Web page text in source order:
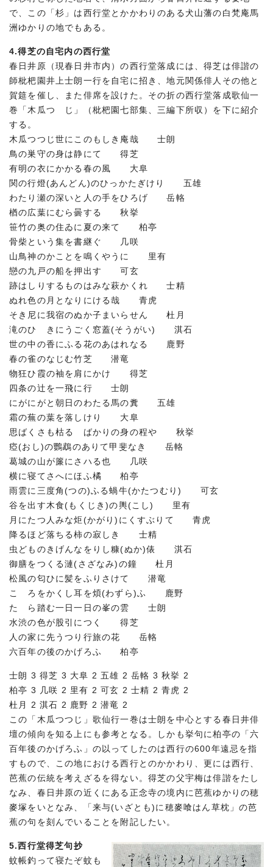
で、この「杉」は西行堂とかかわりのある犬山藩の白梵庵馬
洲ゆかりの地でもある。
4.得芝の自宅内の西行堂
春日井原（現春日井市内）の西行堂落成には、得芝は俳諧の
師枇杷園井上士朗一行を自宅に招き、地元関係俳人その他と
賀筵を催し、また俳席を設けた。その折の西行堂落成歌仙一
巻「木瓜つゝじ」（枇杷園七部集、三編下所収）を下に紹介
する。
木瓜つつじ世にこのもしき庵哉 士朗
鳥の巣守の身は静にて 得芝
有明の衣にかかる春の風 大阜
関の行燈(あんどん)のひっかたぎけり 五雄
わたり瀬の深いと人の手をひろげ 岳輅
楢の広葉にむら曇する 秋挙
笹竹の奥の住ゐに夏の来て 柏亭
骨柴という集を書継ぐ 几咲
山鳥神のかことを鳴くやうに 里有
戀の九戸の船を押出す 可玄
跡はしりするものはみな萩かくれ 士精
ぬれ色の月となりにける哉 青虎
そき尼に我宿のぬか子まいらせん 杜月
滝のひゞきにうごく窓蓋(そうがい) 淇石
世の中の香にふる花のあはれなる 鹿野
春の雀のなじむ竹芝 潜竜
物狂ひ霞の袖を肩にかけ 得芝
四条の辻を一飛に行 士朗
にがにがと朝日のわたる馬の糞 五雄
霜の蕪の葉を落しけり 大阜
思ばくさも枯るゝばかりの身の程や 秋挙
瘂(おし)の鸚鵡のありて甲斐なき 岳輅
葛城の山が簾にさハる也 几咲
横に寝てさへにほふ橘 柏亭
雨雲に三度角(つの)ふる蝸牛(かたつむり) 可玄
谷を出す木食(もくじき)の輿(こし) 里有
月にたつ人みな炬(かがり)にくすぶりて 青虎
降るほど落ちる柿の寂しき 士精
虫どものきげんなをりし糠(ぬか)俵 淇石
御膳をつくる漣(さざなみ)の鐘 杜月
松風の匂ひに髪をふりさけて 潜竜
こゝろをかくし耳を煩(わずら)ふ 鹿野
たゝら踏む一日一日の峯の雲 士朗
水渋の色が股引につく 得芝
人の家に先うつり行旅の花 岳輅
六百年の後のかげろふ 柏亭
士朗 3 得芝 3 大阜 2 五雄 2 岳輅 3 秋挙 2
柏亭 3 几咲 2 里有 2 可玄 2 士精 2 青虎 2
杜月 2 淇石 2 鹿野 2 潜竜 2
この「木瓜つつじ」歌仙行一巻は士朗を中心とする春日井俳
壇の傾向を知る上にも参考となる。しかも挙句に柏亭の「六
百年後のかげろふ」の以ってしたのは西行の600年遠忌を指
すもので、この地における西行とのかかわり、更には西行、
芭蕉の伝統を考えざるを得ない。得芝の父宇梅は俳諧をたし
なみ、春日井原の近くにある正念寺の境内に芭蕉ゆかりの穂
麥塚をいとなみ、「来与(いざとも)に穂麥喰はん草枕」の芭
蕉の句を刻んでいることを附記したい。
5.西行堂得芝句抄
蚊帳釣って寝たぞ蚊も